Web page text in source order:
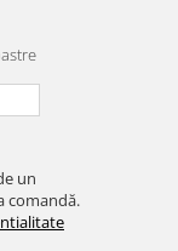
un
comandă.